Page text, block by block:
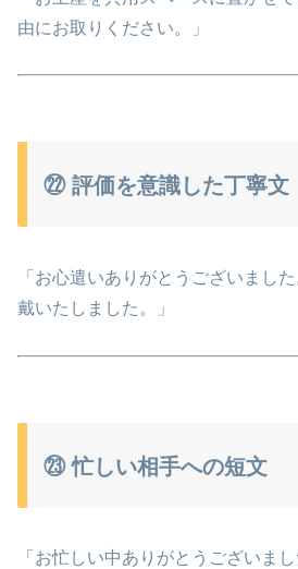
由にお取りください。」
㉒ 評価を意識した丁寧文
「お心遣いありがとうございまし
戴いたしました。」
㉓ 忙しい相手への短文
「お忙しい中ありがとうございま